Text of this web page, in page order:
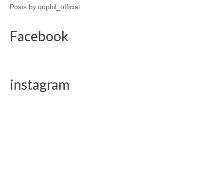
Posts by quphil_official
Facebook
instagram